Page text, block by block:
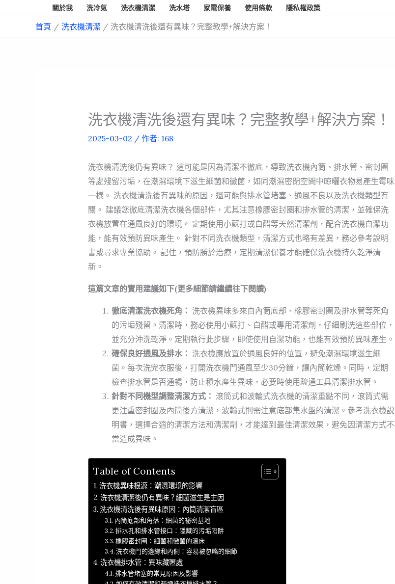
主
關於我 洗冷氣 洗衣機清潔 洗水塔 家電保養 使用條款 隱私權政策
首頁 洗衣機清潔 洗衣機清洗後還有異味？完整教學+解決方案！
洗衣機清洗後還有異味？完整教學+解決方案！
2025-03-02 / 作者: 168
洗衣機清洗後仍有異味？ 這可能是因為清潔不徹底，導致洗衣機內筒、排水管、密封圈
等處殘留污垢，在潮濕環境下滋生細菌和黴菌，如同潮濕密閉空間中晾曬衣物易產生霉味
一樣。 洗衣機清洗後有異味的原因，還可能與排水管堵塞、通風不良以及洗衣機類型有
關。 建議您徹底清潔洗衣機各個部件，尤其注意橡膠密封圈和排水管的清潔，並確保洗
衣機放置在通風良好的環境。 定期使用小蘇打或白醋等天然清潔劑，配合洗衣機自潔功
能，能有效預防異味產生。 針對不同洗衣機類型，清潔方式也略有差異，務必參考說明
書或尋求專業協助。 記住，預防勝於治療，定期清潔保養才能確保洗衣機持久乾淨清
新。
這篇文章的實用建議如下(更多細節請繼續往下閱讀)
徹底清潔洗衣機死角： 洗衣機異味多來自內筒底部、橡膠密封圈及排水管等死角
的污垢殘留。清潔時，務必使用小蘇打、白醋或專用清潔劑，仔細刷洗這些部位，
並充分沖洗乾淨。定期執行此步驟，即使使用自潔功能，也能有效預防異味產生。
確保良好通風及排水： 洗衣機應放置於通風良好的位置，避免潮濕環境滋生細
菌。每次洗完衣服後，打開洗衣機門通風至少30分鐘，讓內筒乾燥。同時，定期
檢查排水管是否通暢，防止積水產生異味，必要時使用疏通工具清潔排水管。
針對不同機型調整清潔方式： 滾筒式和波輪式洗衣機的清潔重點不同，滾筒式需
更注重密封圈及內筒後方清潔，波輪式則需注意底部集水盤的清潔。參考洗衣機說
明書，選擇合適的清潔方法和清潔劑，才能達到最佳清潔效果，避免因清潔方式不
當造成異味。
Table of Contents
洗衣機異味根源：潮濕環境的影響
洗衣機清潔後仍有異味？細菌滋生是主因
洗衣機清洗後有異味原因：內筒清潔盲區
內筒底部和角落：細菌的祕密基地
排水孔和排水管接口：隱藏的污垢陷阱
橡膠密封圈：細菌和黴菌的溫床
洗衣機門的邊緣和內側：容易被忽略的細節
洗衣機排水管：異味藏匿處
排水管堵塞的常見原因及影響